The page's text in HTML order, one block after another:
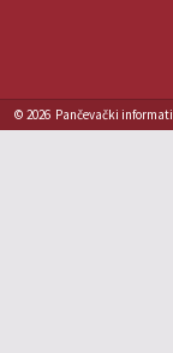
© 2026 Pančevački